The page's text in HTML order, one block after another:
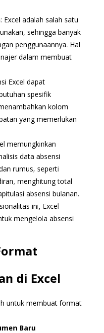
: Excel adalah salah satu
sehingga banyak
penggunaannya. Hal
dalam membuat
Excel dapat
spesifik
kolom
yang memerlukan
memungkinkan
data absensi
rumus, seperti
menghitung total
absensi bulanan.
ini, Excel
mengelola absensi
di Excel
untuk membuat format
Baru